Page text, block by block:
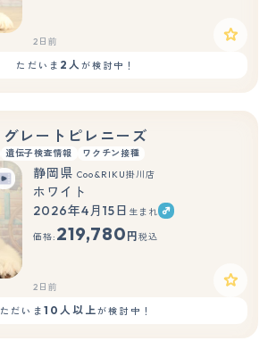
2日前
ただいま 2人が検討中！
グレートピレニーズ
遺伝子検査情報 ワクチン接種
静岡県 Coo&RIKU掛川店
ホワイト
2026年4月15日 生まれ
価格: 219,780 円 税込
2日前
ただいま 10人以上が検討中！